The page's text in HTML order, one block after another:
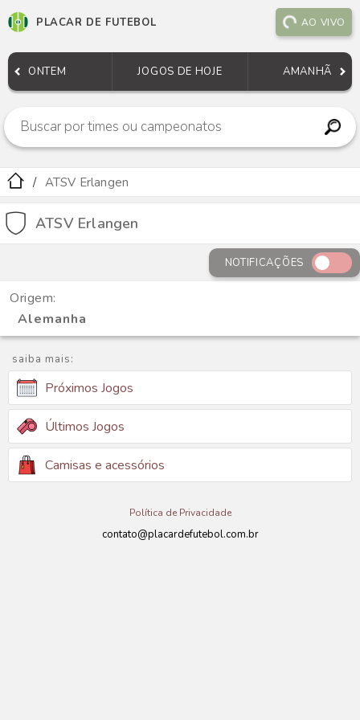
PLACAR DE FUTEBOL AO VIVO
ONTEM JOGOS DE HOJE AMANHÃ
ATSV Erlangen
ATSV Erlangen
NOTIFICAÇÕES
Origem:
Alemanha
saiba mais:
Próximos Jogos
Últimos Jogos
Camisas e acessórios
Política de Privacidade
contato@placardefutebol.com.br